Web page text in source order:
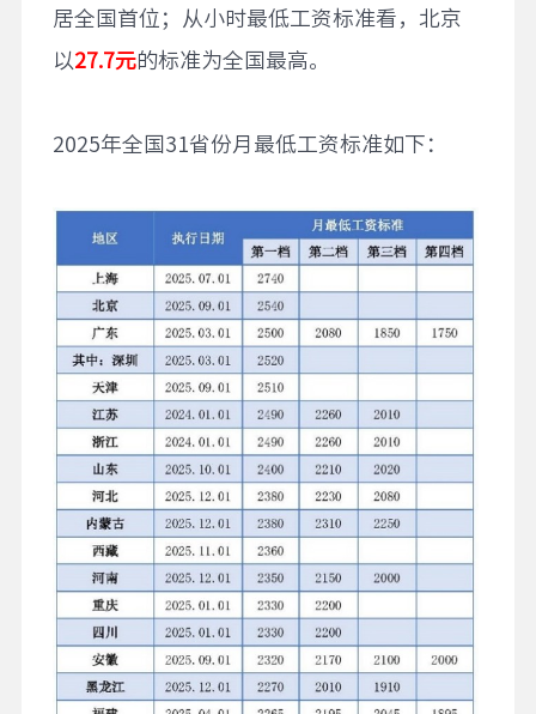
居全国首位；从小时最低工资标准看，北京
以27.7元的标准为全国最高。
2025年全国31省份月最低工资标准如下：